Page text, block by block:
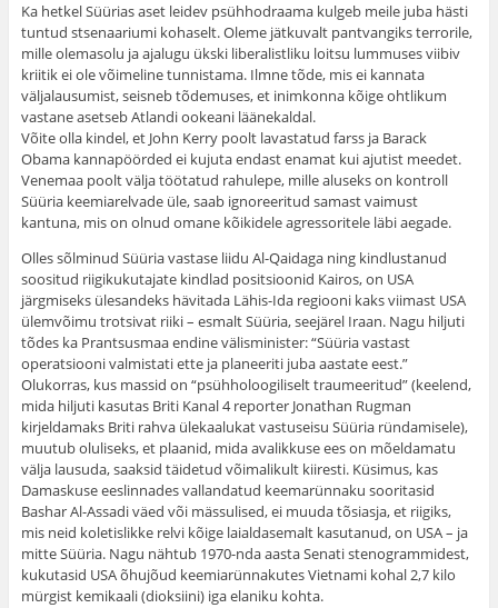
Ka hetkel Süürias aset leidev psühhodraama kulgeb meile juba hästi
tuntud stsenaariumi kohaselt. Oleme jätkuvalt pantvangiks terrorile,
mille olemasolu ja ajalugu ükski liberalistliku loitsu lummuses viibiv
kriitik ei ole võimeline tunnistama. Ilmne tõde, mis ei kannata
väljalausumist, seisneb tõdemuses, et inimkonna kõige ohtlikum
vastane asetseb Atlandi ookeani läänekaldal.
Võite olla kindel, et John Kerry poolt lavastatud farss ja Barack
Obama kannapöörded ei kujuta endast enamat kui ajutist meedet.
Venemaa poolt välja töötatud rahulepe, mille aluseks on kontroll
Süüria keemiarelvade üle, saab ignoreeritud samast vaimust
kantuna, mis on olnud omane kõikidele agressoritele läbi aegade.
Olles sõlminud Süüria vastase liidu Al-Qaidaga ning kindlustanud
soositud riigikukutajate kindlad positsioonid Kairos, on USA
järgmiseks ülesandeks hävitada Lähis-Ida regiooni kaks viimast USA
ülemvõimu trotsivat riiki – esmalt Süüria, seejärel Iraan. Nagu hiljuti
tõdes ka Prantsusmaa endine välisminister: “Süüria vastast
operatsiooni valmistati ette ja planeeriti juba aastate eest.”
Olukorras, kus massid on “psühholoogiliselt traumeeritud” (keelend,
mida hiljuti kasutas Briti Kanal 4 reporter Jonathan Rugman
kirjeldamaks Briti rahva ülekaalukat vastuseisu Süüria ründamisele),
muutub oluliseks, et plaanid, mida avalikkuse ees on mõeldamatu
välja lausuda, saaksid täidetud võimalikult kiiresti. Küsimus, kas
Damaskuse eeslinnades vallandatud keemarünnaku sooritasid
Bashar Al-Assadi väed või mässulised, ei muuda tõsiasja, et riigiks,
mis neid koletislikke relvi kõige laialdasemalt kasutanud, on USA – ja
mitte Süüria. Nagu nähtub 1970-nda aasta Senati stenogrammidest,
kukutasid USA õhujõud keemiarünnakutes Vietnami kohal 2,7 kilo
mürgist kemikaali (dioksiini) iga elaniku kohta.